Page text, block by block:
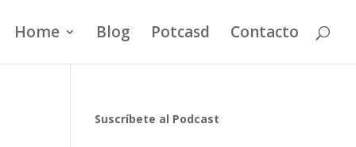
Home Blog Potcasd Contacto
Suscríbete al Podcast